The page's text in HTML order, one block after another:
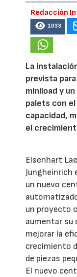
Redacción
1033
La
prevista
miniload y
palets con
capacidad,
el
Eisenhart
Jungheinrich
un nuevo
un proyecto
aumentar su
mejorar la
crecimiento
de piezas
El nuevo